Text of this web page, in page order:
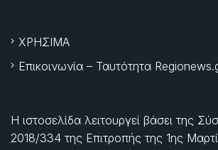
ΧΡΗΣΙΜΑ
Επικοινωνία – Ταυτότητα
Η ιστοσελίδα λειτουργεί βάσει της
2018/334 της Επιτροπής της 1ης